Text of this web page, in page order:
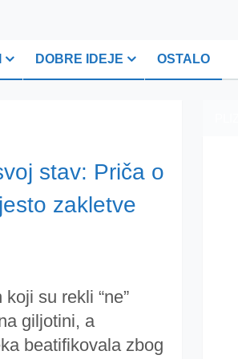
DOBRE IDEJE OSTALO
stav: Priča o
zakletve
su rekli “ne”
giljotini, a
beatifikovala zbog